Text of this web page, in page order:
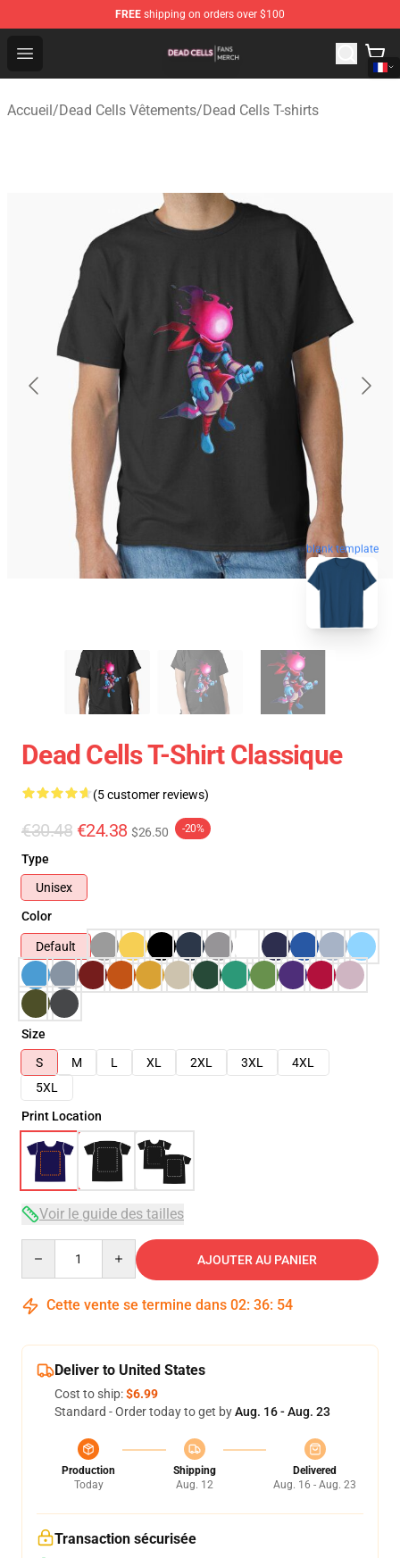
FREE shipping on orders over $100
Open menu
Dead Cells Shop - Official Dead Cells Merchandise Store
Accueil/Dead Cells Vêtements/Dead Cells T-shirts
blank template
Dead Cells T-Shirt Classique
(5 customer reviews)
€30.48 €24.38 $26.50 -20%
Type
Unisex
Color
Default
Size
S
M L XL 2XL 3XL
4XL
5XL
Print Location
Voir le guide des tailles
AJOUTER AU PANIER
Cette vente se termine dans 02: 36: 53
Deliver to United States
Cost to ship:$6.99
Standard - Order today to get byAug. 16 - Aug. 23
Production
Today
Shipping
Aug. 12
Delivered
Aug. 16 - Aug. 23
Transaction sécurisée